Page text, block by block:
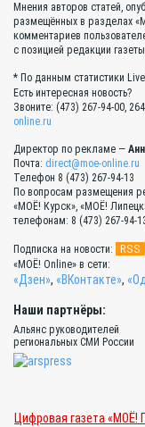
Мнения авторов статей,
размещённых в разделах
комментариев
с позицией редакции
* По данным статистики
Есть интересная новость?
Звоните: (473) 267-94-00,
online.ru
Директор по рекламе —
Почта: direct@moe-online.ru
Телефон 8 (473) 267-94-13
По вопросам размещения
«МОЁ! Курск», «МОЁ!
телефонам: 8 (473) 267-94-
Подписка на новости: RSS
«МОЁ! Online» в сети:
«Дзен», «ВКонтакте»,
Наши партнёры:
Альянс руководителей
региональных СМИ России
Цифровая газета «МОЁ!